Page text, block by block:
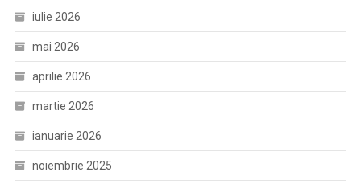
iulie 2026
mai 2026
aprilie 2026
martie 2026
ianuarie 2026
noiembrie 2025